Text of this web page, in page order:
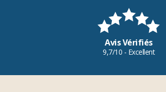
Avis Vérifiés
9,7/10 - Excellent